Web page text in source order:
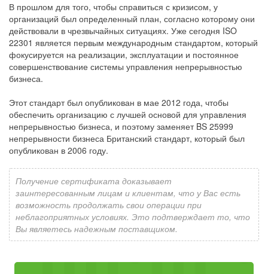
В прошлом для того, чтобы справиться с кризисом, у
организаций был определенный план, согласно которому они
действовали в чрезвычайных ситуациях. Уже сегодня ISO
22301 является первым международным стандартом, который
фокусируется на реализации, эксплуатации и постоянное
совершенствование системы управления непрерывностью
бизнеса.
Этот стандарт был опубликован в мае 2012 года, чтобы
обеспечить организацию с лучшей основой для управления
непрерывностью бизнеса, и поэтому заменяет BS 25999
непрерывности бизнеса Британский стандарт, который был
опубликован в 2006 году.
Получение сертификата доказывает
заинтересованным лицам и клиентам, что у Вас есть
возможность продолжать свои операции при
неблагоприятных условиях. Это подтверждает то, что
Вы являетесь надежным поставщиком.